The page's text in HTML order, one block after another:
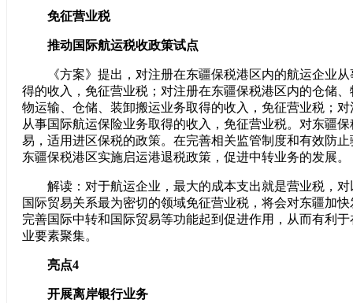
免征营业税
推动国际航运税收政策试点
《方案》提出，对注册在东疆保税港区内的航运企业从
得的收入，免征营业税；对注册在东疆保税港区内的仓储
物运输、仓储、装卸搬运业务取得的收入，免征营业税；
从事国际航运保险业务取得的收入，免征营业税。对东疆
易，适用进区保税的政策。在完善相关监管制度和有效防
东疆保税港区实施启运港退税政策，促进中转业务的发展。
解读：对于航运企业，最大的成本支出就是营业税，对
国际贸易关系最为密切的领域免征营业税，将会对东疆加
完善国际中转和国际贸易等功能起到促进作用，从而有利
业要素聚集。
亮点4
开展离岸银行业务